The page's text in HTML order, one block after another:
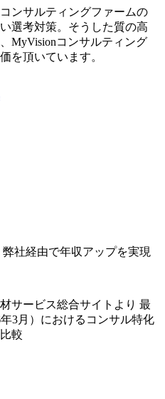
む)など、ビジネスベーシッ
アプリケーション、SaaS系
ャー・スタートアップ企業
す。 直近の案件では、大規
のPoC(概念実証)支援から構
とシステムを活用し、顧客
献します。 ＜PL/PM＞ 顧客
業務面をサポートしつつ、
きます。 ＜QAエンジニア＞
きます。 課題選定から顧客
を一気通貫で支援していた
じて顧客の要望や提案を柔
ルを回すため、ご自身の提
ンサルティングファームの
選考対策。そうした質の高
MyVisionコンサルティング
を頂いています。
社経由で年収アップを実現
サービス総合サイトより 最
3月）におけるコンサル特化
較